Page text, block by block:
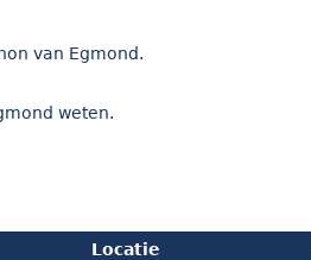
van Egmond.
weten.
Locatie